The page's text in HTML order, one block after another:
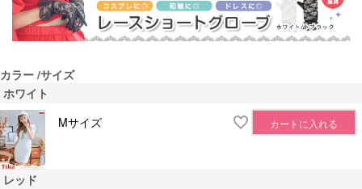
カラー サイズ
ホワイト
Mサイズ
カートに入れる
レッド